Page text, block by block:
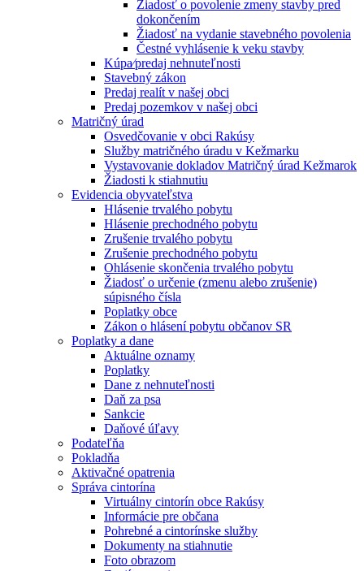
Žiadosť o povolenie zmeny stavby pred
dokončením
Žiadosť na vydanie stavebného povolenia
Čestné vyhlásenie k veku stavby
Kúpa⁄predaj nehnuteľnosti
Stavebný zákon
Predaj realít v našej obci
Predaj pozemkov v našej obci
Matričný úrad
Osvedčovanie v obci Rakúsy
Služby matričného úradu v Kežmarku
Vystavovanie dokladov Matričný úrad Kežmarok
Žiadosti k stiahnutiu
Evidencia obyvateľstva
Hlásenie trvalého pobytu
Hlásenie prechodného pobytu
Zrušenie trvalého pobytu
Zrušenie prechodného pobytu
Ohlásenie skončenia trvalého pobytu
Žiadosť o určenie (zmenu alebo zrušenie)
súpisného čísla
Poplatky obce
Zákon o hlásení pobytu občanov SR
Poplatky a dane
Aktuálne oznamy
Poplatky
Dane z nehnuteľnosti
Daň za psa
Sankcie
Daňové úľavy
Podateľňa
Pokladňa
Aktivačné opatrenia
Správa cintorína
Virtuálny cintorín obce Rakúsy
Informácie pre občana
Pohrebné a cintorínske služby
Dokumenty na stiahnutie
Foto obrazom